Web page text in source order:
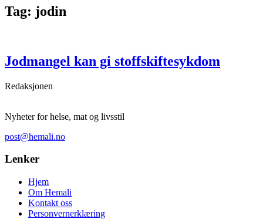
Tag: jodin
Jodmangel kan gi stoffskiftesykdom
Redaksjonen
Nyheter for helse, mat og livsstil
post@hemali.no
Lenker
Hjem
Om Hemali
Kontakt oss
Personvernerklæring